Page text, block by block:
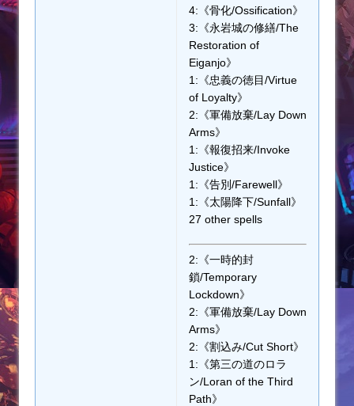
4:《骨化/Ossification》
3:《永岩城の修繕/The
Restoration of
Eiganjo》
1:《忠義の徳目/Virtue
of Loyalty》
2:《軍備放棄/Lay Down
Arms》
1:《報復招来/Invoke
Justice》
1:《告別/Farewell》
1:《太陽降下/Sunfall》
27 other spells
2:《一時的封
鎖/Temporary
Lockdown》
2:《軍備放棄/Lay Down
Arms》
2:《割込み/Cut Short》
1:《第三の道のロラ
ン/Loran of the Third
Path》